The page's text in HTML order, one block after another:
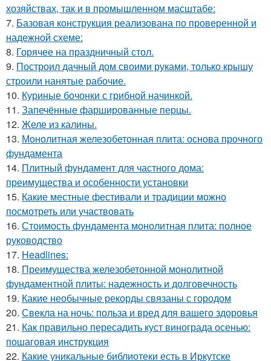
хозяйствах, так и в промышленном масштабе:
7. Базовая конструкция реализована по проверенной и
надежной схеме:
8. Горячее на праздничный стол.
9. Построил дачный дом своими руками, только крышу
строили нанятые рабочие.
10. Куриные бочонки с грибной начинкой.
11. Запечённые фаршированные перцы.
12. Желе из калины.
13. Монолитная железобетонная плита: основа прочного
фундамента
14. Плитный фундамент для частного дома:
преимущества и особенности установки
15. Какие местные фестивали и традиции можно
посмотреть или участвовать
16. Стоимость фундамента монолитная плита: полное
руководство
17. Headlines:
18. Преимущества железобетонной монолитной
фундаментной плиты: надежность и долговечность
19. Какие необычные рекорды связаны с городом
20. Свекла на ночь: польза и вред для вашего здоровья
21. Как правильно пересадить куст винограда осенью:
пошаговая инструкция
22. Какие уникальные библиотеки есть в Иркутске